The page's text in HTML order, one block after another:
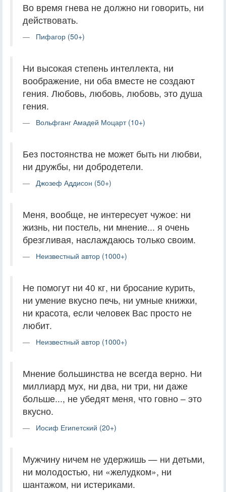
Во время гнева не должно ни говорить, ни
действовать.
Пифагор (50+)
Ни высокая степень интеллекта, ни
воображение, ни оба вместе не создают
гения. Любовь, любовь, любовь, это душа
гения.
Вольфганг Амадей Моцарт (10+)
Без постоянства не может быть ни любви,
ни дружбы, ни добродетели.
Джозеф Аддисон (50+)
Меня, вообще, не интересует чужое: ни
жизнь, ни постель, ни мнение... я очень
брезгливая, наслаждаюсь тoлько своим.
Неизвестный автор (1000+)
Не помогут ни 40 кг, ни бросание курить,
ни умение вкусно печь, ни умные книжки,
ни красота, если человек Вас просто не
любит.
Неизвестный автор (1000+)
Мнение большинства не всегда верно. Ни
миллиард мух, ни два, ни три, ни даже
больше..., не убедят меня, что говно – это
вкусно.
Иосиф Египетский (20+)
Мужчину ничем не удержишь — ни детьми,
ни молодостью, ни «желудком», ни
шантажом, ни истериками.